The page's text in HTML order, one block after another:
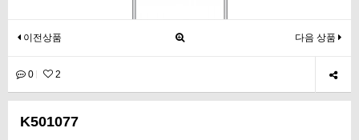
이전상품 다음 상품
0 2
K501077